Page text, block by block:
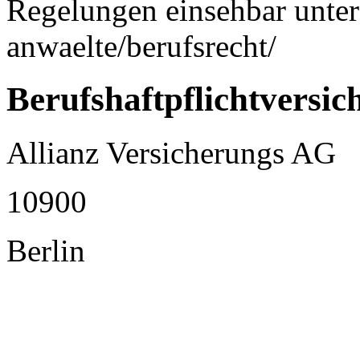
Regelungen einsehbar
anwaelte/berufsrecht/
Allianz Versicherungs AG
10900
Berlin